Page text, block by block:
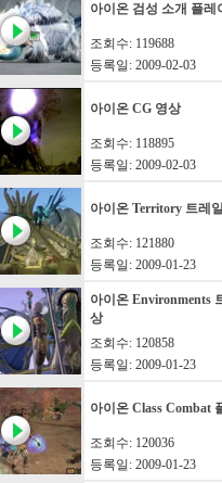
아이온 검성 소개 플레
조회수: 119688
등록일: 2009-02-03
아이온 CG 영상
조회수: 118895
등록일: 2009-02-03
아이온 Territory 트레
조회수: 121880
등록일: 2009-01-23
아이온 Environments
상
조회수: 120858
등록일: 2009-01-23
아이온 Class Combat
조회수: 120036
등록일: 2009-01-23